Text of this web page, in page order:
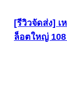
[รีวิวจัดส่ง]
ล็อตใหญ่ 108